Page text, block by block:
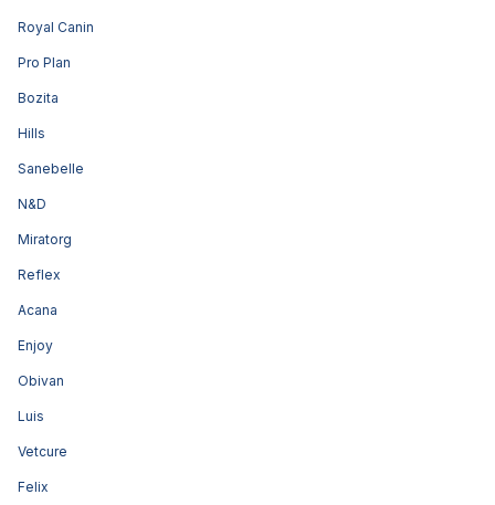
Royal Canin
Pro Plan
Bozita
Hills
Sanebelle
N&D
Miratorg
Reflex
Acana
Enjoy
Obivan
Luis
Vetcure
Felix